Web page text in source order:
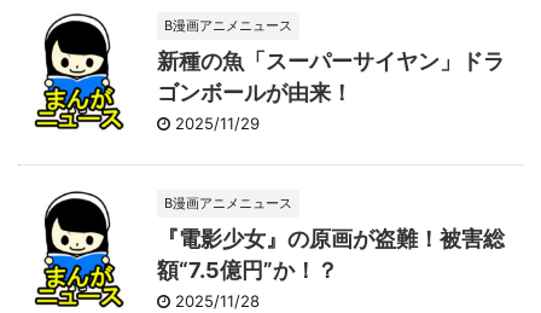
B漫画アニメニュース
新種の魚「スーパーサイヤン」ドラ
ゴンボールが由来！
2025/11/29
B漫画アニメニュース
『電影少女』の原画が盗難！被害総
額“7.5億円”か！？
2025/11/28